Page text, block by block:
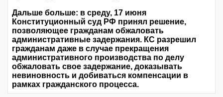
Дальше больше: в среду, 17 июня
Конституционный суд РФ принял решение,
позволяющее гражданам обжаловать
административные задержания. КС разрешил
гражданам даже в случае прекращения
административного производства по делу
обжаловать свое задержание, доказывать
невиновность и добиваться компенсации в
рамках гражданского процесса.